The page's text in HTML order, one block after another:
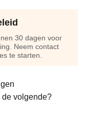
30 dagen voor
Neem contact
te starten.
de volgende?